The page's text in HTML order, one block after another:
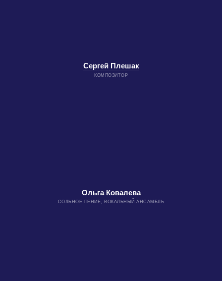
Сергей Плешак
КОМПОЗИТОР
Ольга Ковалева
CОЛЬНОЕ ПЕНИЕ, ВОКАЛЬНЫЙ АНСАМБЛЬ